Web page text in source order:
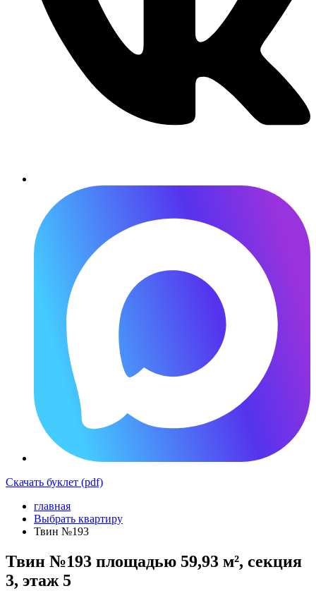
Скачать буклет (pdf)
главная
Выбрать квартиру
Твин №193
Твин №193 площадью 59,93 м², секция
3, этаж 5